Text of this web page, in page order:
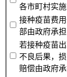
各市町村实施
接种疫苗费
部由政府承担
若接种疫苗
不良后果，
赔偿由政府